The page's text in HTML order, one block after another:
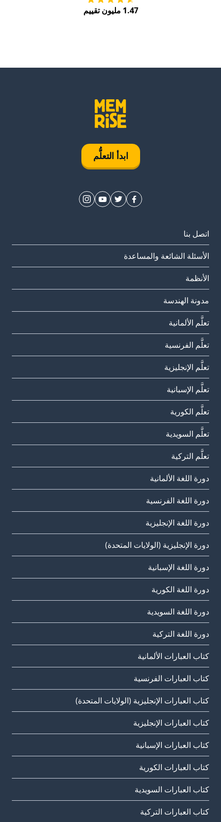
1.47 مليون تقييم
ابدأ التعلُّم
اتصل بنا
الأسئلة الشائعة والمساعدة
الأنظمة
مدونة الهندسة
تعلَّم الألمانية
تعلَّم الفرنسية
تعلَّم الإنجليزية
تعلَّم الإسبانية
تعلَّم الكورية
تعلَّم السويدية
تعلَّم التركية
دورة اللغة الألمانية
دورة اللغة الفرنسية
دورة اللغة الإنجليزية
دورة الإنجليزية (الولايات المتحدة)
دورة اللغة الإسبانية
دورة اللغة الكورية
دورة اللغة السويدية
دورة اللغة التركية
كتاب العبارات الألمانية
كتاب العبارات الفرنسية
كتاب العبارات الإنجليزية (الولايات المتحدة)
كتاب العبارات الإنجليزية
كتاب العبارات الإسبانية
كتاب العبارات الكورية
كتاب العبارات السويدية
كتاب العبارات التركية